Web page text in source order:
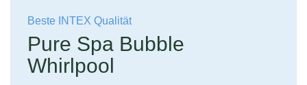
Beste INTEX Qualität
Pure Spa Bubble
Whirlpool